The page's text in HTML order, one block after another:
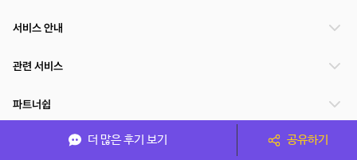
더 많은 후기 보기 공유하기
서비스 안내
관련 서비스
파트너쉽
서비스 제공 국가